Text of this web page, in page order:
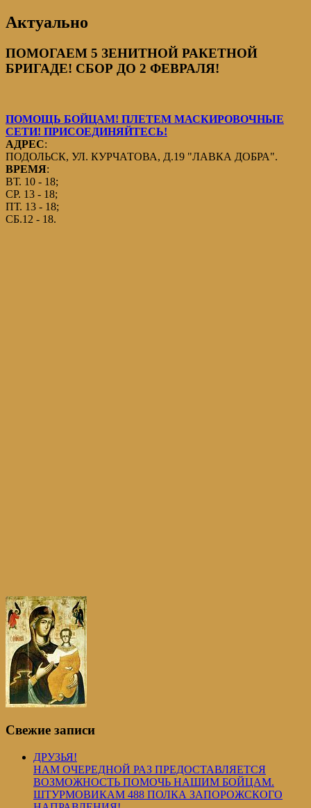
Актуально
ПОМОГАЕМ 5 ЗЕНИТНОЙ РАКЕТНОЙ
БРИГАДЕ! СБОР ДО 2 ФЕВРАЛЯ!
ПОМОЩЬ БОЙЦАМ! ПЛЕТЕМ МАСКИРОВОЧНЫЕ
СЕТИ! ПРИСОЕДИНЯЙТЕСЬ!
АДРЕС:
ПОДОЛЬСК, УЛ. КУРЧАТОВА, Д.19 "ЛАВКА ДОБРА".
ВРЕМЯ:
ВТ. 10 - 18;
СР. 13 - 18;
ПТ. 13 - 18;
СБ.12 - 18.
Свежие записи
ДРУЗЬЯ!
НАМ ОЧЕРЕДНОЙ РАЗ ПРЕДОСТАВЛЯЕТСЯ
ВОЗМОЖНОСТЬ ПОМОЧЬ НАШИМ БОЙЦАМ.
ШТУРМОВИКАМ 488 ПОЛКА ЗАПОРОЖСКОГО